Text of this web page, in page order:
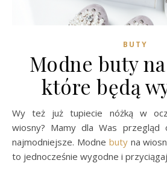
BUTY
Modne buty
które będą
Wy też już tupiecie nóżką w oczekiwaniu prawdziwej
wiosny? Mamy dla Was przegląd
najmodniejsze. Modne butyna
to jednocześnie wygodne i